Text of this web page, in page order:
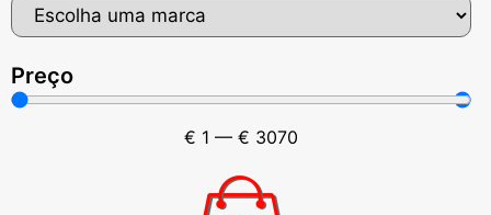
Preço
€ 1 — € 3070